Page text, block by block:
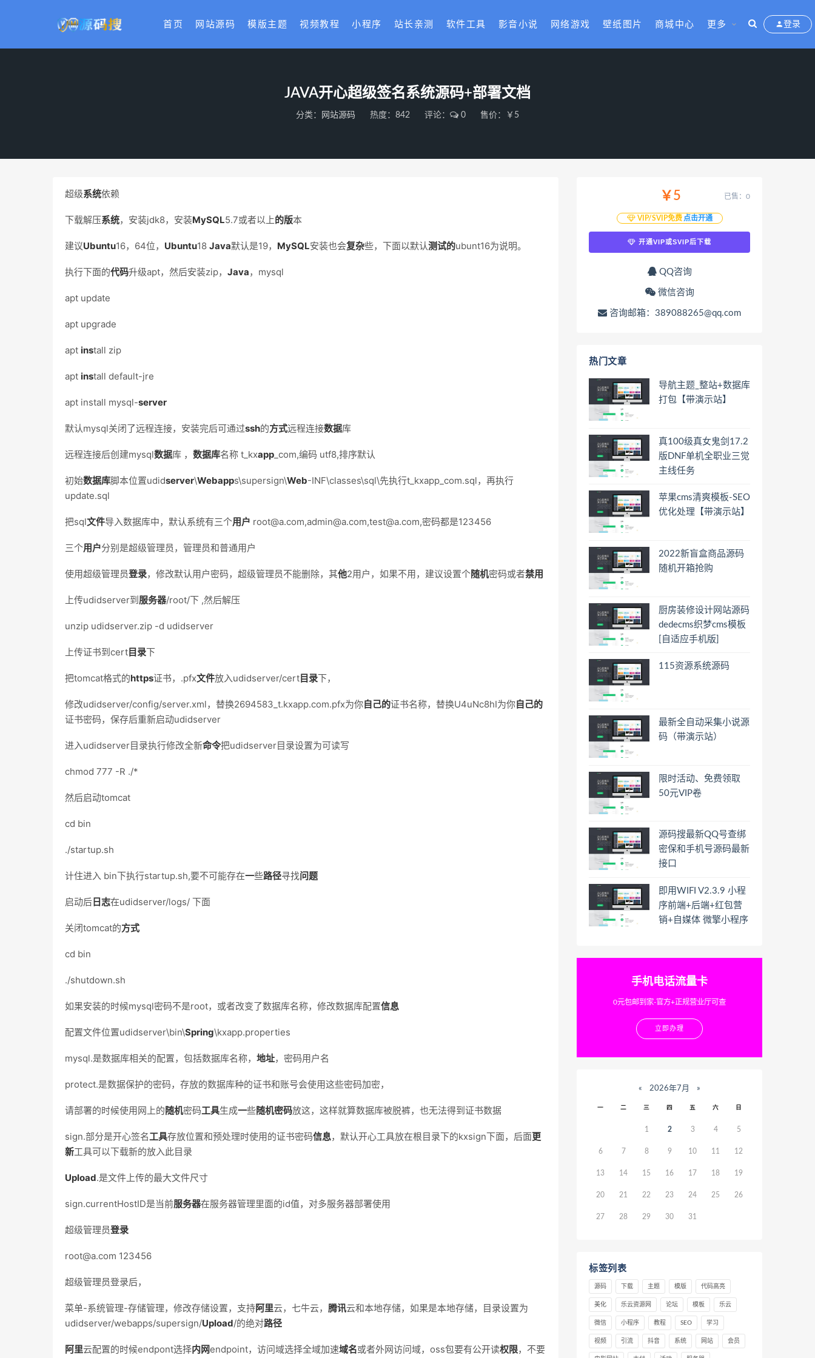
首页 网站源码 模版主题 视频教程 小程序 站长亲测 软件工具 影音小说 网络游戏 壁纸图片 商城中心 更多 登录
JAVA开心超级签名系统源码+部署文档
分类： 网站源码 热度：842 评论： 0 售价：￥5
超级系统依赖
下载解压系统，安装jdk8，安装MySQL5.7或者以上的版本
建议Ubuntu16，64位， Ubuntu18 Java默认是19， MySQL安装也会复杂些，下面以默认测试的ubunt16为说明。
执行下面的代码升级apt，然后安装zip， Java，mysql
apt update
apt upgrade
apt install zip
apt install default-jre
apt install mysql-server
默认mysql关闭了远程连接，安装完后可通过ssh的方式远程连接数据库
远程连接后创建mysql数据库 ， 数据库名称 t_kxapp _com,编码 utf8,排序默认
初始数据库脚本位置udidserver\Webapps\supersign\Web-INF\classes\sql\先执行t_kxapp_com.sql，再执行
update.sql
把sql文件导入数据库中，默认系统有三个用户 root@a.com,admin@a.com,test@a.com,密码都是123456
三个用户分别是超级管理员，管理员和普通用户
使用超级管理员登录，修改默认用户密码，超级管理员不能删除，其他2用户，如果不用，建议设置个随机密码或者禁用
上传udidserver到服务器/root/下 ,然后解压
unzip udidserver.zip -d udidserver
上传证书到cert目录下
把tomcat格式的https证书，.pfx文件放入udidserver/cert目录下，
修改udidserver/config/server.xml，替换2694583_t.kxapp.com.pfx为你自己的证书名称，替换U4uNc8hI为你自己的
证书密码，保存后重新启动udidserver
进入udidserver目录执行修改全新命令把udidserver目录设置为可读写
chmod 777 -R ./*
然后启动tomcat
cd bin
./startup.sh
计住进入 bin下执行startup.sh,要不可能存在一些路径寻找问题
启动后日志在udidserver/logs/ 下面
关闭tomcat的方式
cd bin
./shutdown.sh
如果安装的时候mysql密码不是root，或者改变了数据库名称，修改数据库配置信息
配置文件位置udidserver\bin\Spring\kxapp.properties
mysql.是数据库相关的配置，包括数据库名称， 地址，密码用户名
protect.是数据保护的密码，存放的数据库种的证书和账号会使用这些密码加密，
请部署的时候使用网上的随机密码工具生成一些随机密码放这，这样就算数据库被脱裤，也无法得到证书数据
sign.部分是开心签名工具存放位置和预处理时使用的证书密码信息，默认开心工具放在根目录下的kxsign下面，后面更
新工具可以下载新的放入此目录
Upload.是文件上传的最大文件尺寸
sign.currentHostID是当前服务器在服务器管理里面的id值，对多服务器部署使用
超级管理员登录
root@a.com 123456
超级管理员登录后，
菜单-系统管理-存储管理，修改存储设置，支持阿里云，七牛云， 腾讯云和本地存储，如果是本地存储，目录设置为
udidserver/webapps/supersign/Upload/的绝对路径
阿里云配置的时候endpont选择内网endpoint，访问域选择全域加速域名或者外网访问域，oss包要有公开读权限，不要
￥5
VIP/SVIP免费 点击开通
已售：0
开通VIP或SVIP后下载
QQ咨询
微信咨询
咨询邮箱：389088265@qq.com
热门文章
导航主题_整站+数据库
打包【带演示站】
真100级真女鬼剑17.2
版DNF单机全职业三觉
主线任务
苹果cms清爽模板-SEO
优化处理【带演示站】
2022新盲盒商品源码
随机开箱抢购
厨房装修设计网站源码
dedecms织梦cms模板
[自适应手机版]
115资源系统源码
最新全自动采集小说源
码（带演示站）
限时活动、免费领取
50元VIP卷
源码搜最新QQ号查绑
密保和手机号源码最新
接口
即用WIFI V2.3.9 小程
序前端+后端+红包营
销+自媒体 微擎小程序
手机电话流量卡
0元包邮到家-官方+正规营业厅可查
立即办理
« 2026年7月 »
一 二 三 四 五 六 日
1 2 3 4 5
6 7 8 9 10 11 12
13 14 15 16 17 18 19
20 21 22 23 24 25 26
27 28 29 30 31
标签列表
源码 下载 主题 模版 代码高亮
美化 乐云资源网 论坛 模板 乐云
微信 小程序 教程 SEO 学习
视频 引流 抖音 系统 网站 会员